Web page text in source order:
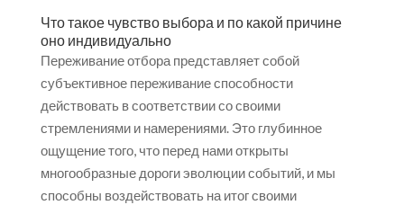
Что такое чувство выбора и по какой причине
оно индивидуально
Переживание отбора представляет собой
субъективное переживание способности
действовать в соответствии со своими
стремлениями и намерениями. Это глубинное
ощущение того, что перед нами открыты
многообразные дороги эволюции событий, и мы
способны воздействовать на итог своими